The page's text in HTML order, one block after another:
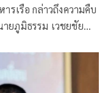
รเรือ กล่าวถึงความคืบ
ยภูมิธรรม เวชยชัย